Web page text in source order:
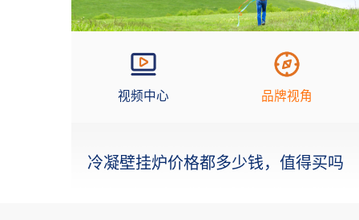
视频中心 品牌视角
冷凝壁挂炉价格都多少钱，值得买吗